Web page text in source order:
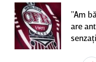
”Am
are